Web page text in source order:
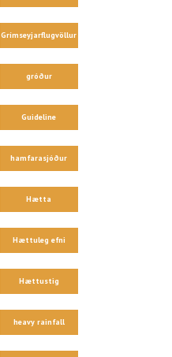
Grímseyjarflugvöllur
gróður
Guideline
hamfarasjóður
Hætta
Hættuleg efni
Hættustig
heavy rainfall